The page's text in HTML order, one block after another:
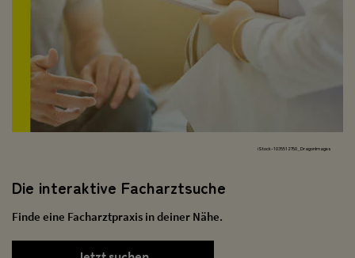
iStock-1035512750_DragonImages
Die interaktive Facharztsuche
Finde eine Facharztpraxis in deiner Nähe.